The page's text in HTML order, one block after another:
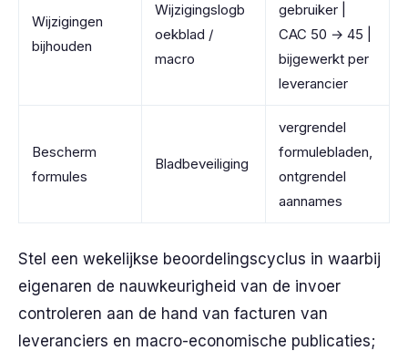
Wijzigingen
bijhouden
Wijzigingslogb
oekblad /
macro
gebruiker |
CAC 50 → 45 |
bijgewerkt per
leverancier
Bescherm
formules
Bladbeveiliging
vergrendel
formulebladen,
ontgrendel
aannames
Stel een wekelijkse beoordelingscyclus in waarbij
eigenaren de nauwkeurigheid van de invoer
controleren aan de hand van facturen van
leveranciers en macro-economische publicaties;